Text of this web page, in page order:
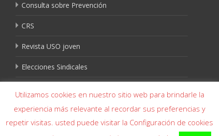
Consulta sobre Prevención
CRS
Revista USO joven
Elecciones Sindicales
Copyright © USO Cádiz- USO Cádiz 956 226 644 - USO Algeciras
Utilizamos cookies en nuestro sitio web para brindarle la
experiencia más relevante al recordar sus preferencias y
repetir visitas. usted puede visitar la Configuración de cookies